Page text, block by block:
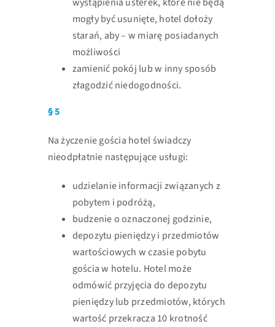
mogły być usunięte, hotel dołoży
starań, aby – w miarę posiadanych
możliwości
zamienić pokój lub w inny sposób
złagodzić niedogodności.
§ 5
Na życzenie gościa hotel świadczy
nieodpłatnie następujące usługi:
udzielanie informacji związanych z
pobytem i podróżą,
budzenie o oznaczonej godzinie,
depozytu pieniędzy i przedmiotów
wartościowych w czasie pobytu
gościa w hotelu. Hotel może
odmówić przyjęcia do depozytu
pieniędzy lub przedmiotów, których
wartość przekracza 10 krotność